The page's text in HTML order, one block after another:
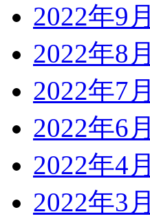
2022年9月
2022年8月
2022年7月
2022年6月
2022年4月
2022年3月